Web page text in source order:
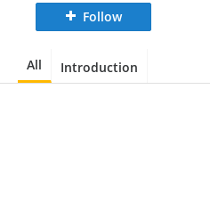
Follow
All Introduction